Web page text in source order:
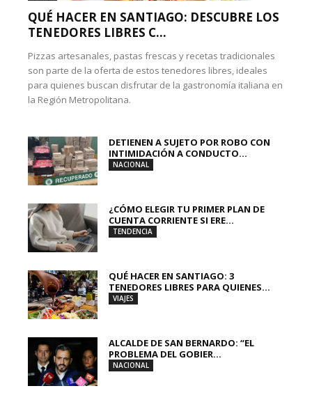
QUÉ HACER EN SANTIAGO: DESCUBRE LOS
TENEDORES LIBRES C...
Pizzas artesanales, pastas frescas y recetas tradicionales
son parte de la oferta de estos tenedores libres, ideales
para quienes buscan disfrutar de la gastronomía italiana en
la Región Metropolitana.
DETIENEN A SUJETO POR ROBO CON
INTIMIDACIÓN A CONDUCTO...
NACIONAL
¿CÓMO ELEGIR TU PRIMER PLAN DE
CUENTA CORRIENTE SI ERE...
TENDENCIA
QUÉ HACER EN SANTIAGO: 3
TENEDORES LIBRES PARA QUIENES...
VIAJES
ALCALDE DE SAN BERNARDO: “EL
PROBLEMA DEL GOBIER...
NACIONAL